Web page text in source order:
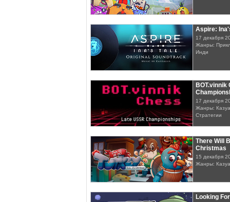
Aspire:
17 декабря
Жанры:
Инди
BOT.vinnik
17 декабря
Жанры:
Стратегии
There Will
Christmas
15 декабря
Жанры:
Looking